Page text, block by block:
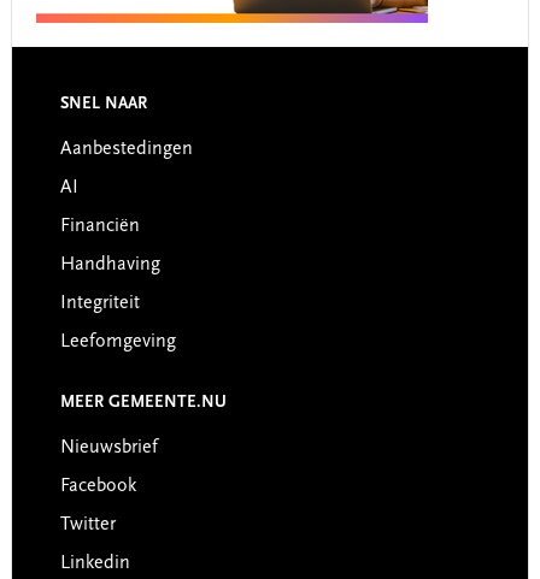
Footer
SNEL NAAR
Aanbestedingen
AI
Financiën
Handhaving
Integriteit
Leefomgeving
MEER GEMEENTE.NU
Nieuwsbrief
Facebook
Twitter
Linkedin